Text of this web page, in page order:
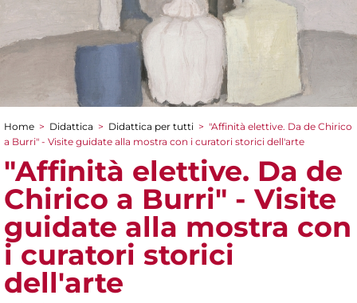
Tu sei qui
Home > Didattica > Didattica per tutti > "Affinità elettive. Da de Chirico
a Burri" - Visite guidate alla mostra con i curatori storici dell'arte
"Affinità elettive. Da de
Chirico a Burri" - Visite
guidate alla mostra con
i curatori storici
dell'arte